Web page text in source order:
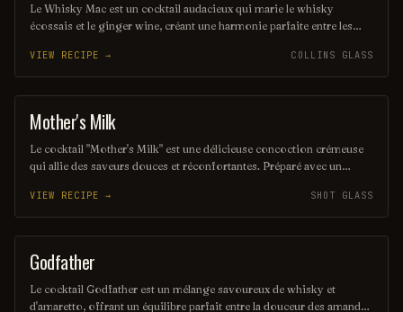
Le Whisky Mac est un cocktail audacieux qui marie le whisky
écossais et le ginger wine, créant une harmonie parfaite entre les
chaleureuse et réconfortante, idéale pour les amateurs de whisky. Ce
mélange simple mais savoureux est parfait pour une soirée entre
amis ou un moment de détente.
VIEW RECIPE → COLLINS GLASS
SHOT
Mother's Milk
Le cocktail "Mother's Milk" est une délicieuse concoction crémeuse
qui allie des saveurs douces et réconfortantes. Préparé avec un
douceur et de chaleur, parfait pour être savouré lors d'une soirée
tranquille. Cette boisson unique séduira les amateurs de cocktails à la
recherche d'une expérience gustative mémorable.
VIEW RECIPE → SHOT GLASS
ORDINARY DRINK
Godfather
Le cocktail Godfather est un mélange savoureux de whisky et
d'amaretto, offrant un équilibre parfait entre la douceur des amandes